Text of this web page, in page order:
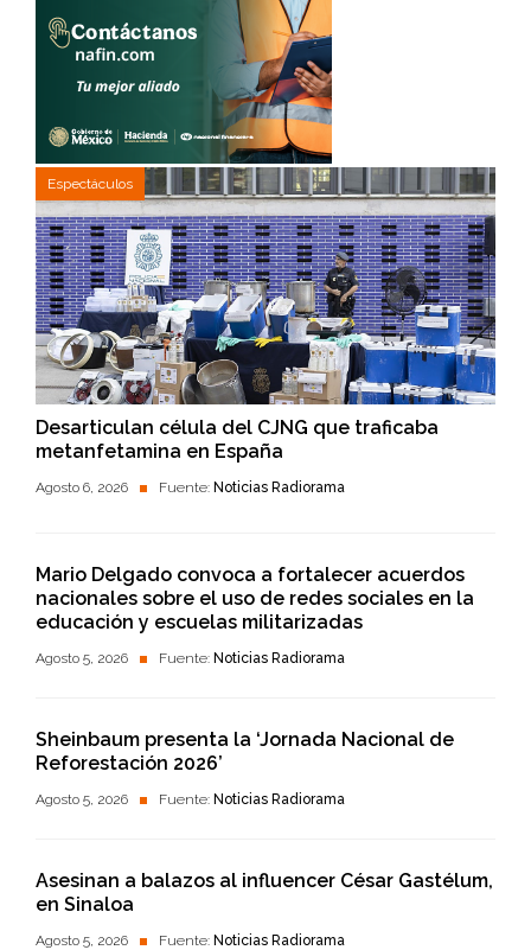
Espectáculos
Desarticulan célula del CJNG que traficaba
metanfetamina en España
Agosto 6, 2026 Fuente: Noticias Radiorama
Mario Delgado convoca a fortalecer acuerdos
nacionales sobre el uso de redes sociales en la
educación y escuelas militarizadas
Agosto 5, 2026 Fuente: Noticias Radiorama
Sheinbaum presenta la ‘Jornada Nacional de
Reforestación 2026’
Agosto 5, 2026 Fuente: Noticias Radiorama
Asesinan a balazos al influencer César Gastélum,
en Sinaloa
Agosto 5, 2026 Fuente: Noticias Radiorama